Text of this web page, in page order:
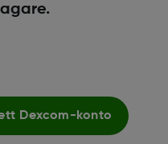
Dexcom-konto